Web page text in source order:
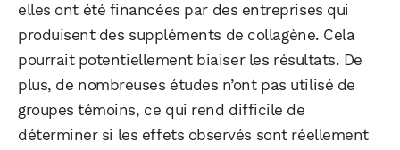
elles ont été financées par des entreprises qui
produisent des suppléments de collagène. Cela
pourrait potentiellement biaiser les résultats. De
plus, de nombreuses études n’ont pas utilisé de
groupes témoins, ce qui rend difficile de
déterminer si les effets observés sont réellement